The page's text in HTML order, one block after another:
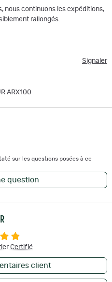
nous continuons les expéditions,
rallongés.
Signaler
ARX100
sur les questions posées à ce
question
Certifié
client